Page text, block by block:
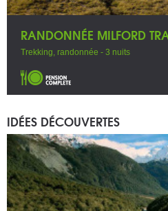
RANDONNÉE MILFORD
Trekking, randonnée - 3 nuits
IDÉES DÉCOUVERTES